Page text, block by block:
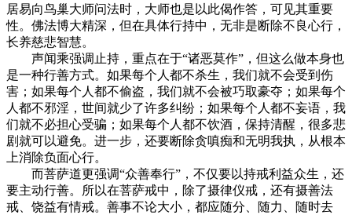
居易向鸟巢大师问法时，大师也是以此偈作答，可见其重要
性。佛法博大精深，但在具体行持中，无非是断除不良心行，
长养慈悲智慧。
声闻乘强调止持，重点在于“诸恶莫作”，但这么做本身也
是一种行善方式。如果每个人都不杀生，我们就不会受到伤
害；如果每个人都不偷盗，我们就不会被巧取豪夺；如果每个
人都不邪淫，世间就少了许多纠纷；如果每个人都不妄语，我
们就不必担心受骗；如果每个人都不饮酒，保持清醒，很多悲
剧就可以避免。进一步，还要断除贪嗔痴和无明我执，从根本
上消除负面心行。
而菩萨道更强调“众善奉行”，不仅要以持戒利益众生，还
要主动行善。所以在菩萨戒中，除了摄律仪戒，还有摄善法
戒、饶益有情戒。善事不论大小，都应随分、随力、随时去